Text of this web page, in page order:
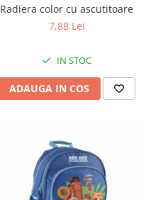
Radiera color cu ascutitoare
7,88 Lei
IN STOC
ADAUGA IN COS